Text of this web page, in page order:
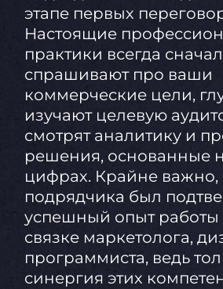
этапе первых
Настоящие
практики всегда
спрашивают про ваши
коммерческие цели,
изучают целевую
смотрят аналитику и
решения, основанные
цифрах. Крайне важно,
подрядчика был
успешный опыт работы
связке маркетолога,
программиста, ведь
синергия этих